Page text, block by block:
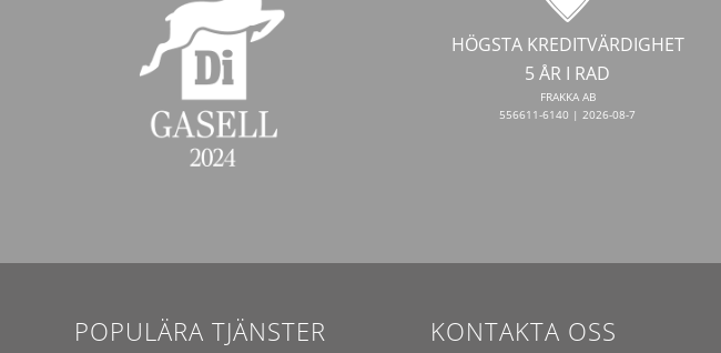
HÖGSTA KREDITVÄRDIGHET
5 ÅR I RAD
FRAKKA AB
556611-6140 | 2026-08-7
POPULÄRA TJÄNSTER KONTAKTA OSS